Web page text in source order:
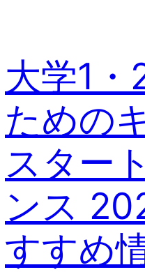
大学1・
ための
スター
ンス
すすめ